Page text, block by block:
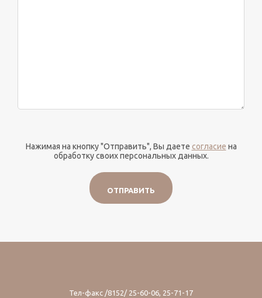
Нажимая на кнопку "Отправить", Вы даете согласие на
обработку своих персональных данных.
ОТПРАВИТЬ
Тел-факс /8152/ 25-60-06, 25-71-17